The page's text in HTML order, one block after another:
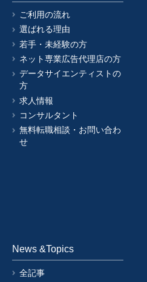
ご利用の流れ
選ばれる理由
若手・未経験の方
ネット専業広告代理店の方
データサイエンティストの
方
求人情報
コンサルタント
無料転職相談・お問い合わ
せ
News &Topics
全記事